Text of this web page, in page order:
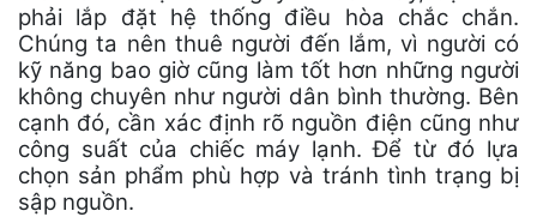
phải lắp đặt hệ thống điều hòa chắc chắn.
Chúng ta nên thuê người đến lắm, vì người có
kỹ năng bao giờ cũng làm tốt hơn những người
không chuyên như người dân bình thường. Bên
cạnh đó, cần xác định rõ nguồn điện cũng như
công suất của chiếc máy lạnh. Để từ đó lựa
chọn sản phẩm phù hợp và tránh tình trạng bị
sập nguồn.